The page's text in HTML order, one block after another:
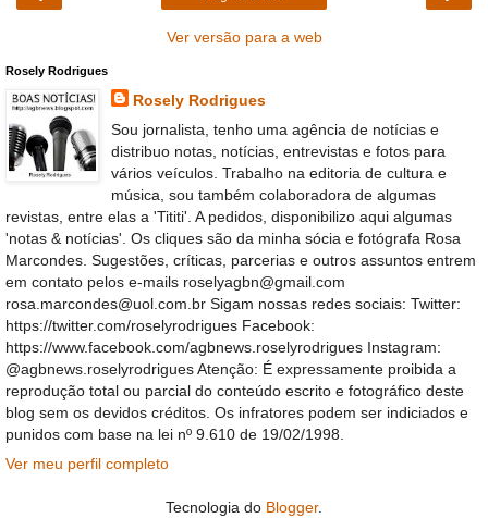
Ver versão para a web
Rosely Rodrigues
Rosely Rodrigues
Sou jornalista, tenho uma agência de notícias e
distribuo notas, notícias, entrevistas e fotos para
vários veículos. Trabalho na editoria de cultura e
música, sou também colaboradora de algumas
revistas, entre elas a 'Tititi'. A pedidos, disponibilizo aqui algumas
'notas & notícias'. Os cliques são da minha sócia e fotógrafa Rosa
Marcondes. Sugestões, críticas, parcerias e outros assuntos entrem
em contato pelos e-mails roselyagbn@gmail.com
rosa.marcondes@uol.com.br Sigam nossas redes sociais: Twitter:
https://twitter.com/roselyrodrigues Facebook:
https://www.facebook.com/agbnews.roselyrodrigues Instagram:
@agbnews.roselyrodrigues Atenção: É expressamente proibida a
reprodução total ou parcial do conteúdo escrito e fotográfico deste
blog sem os devidos créditos. Os infratores podem ser indiciados e
punidos com base na lei nº 9.610 de 19/02/1998.
Ver meu perfil completo
Tecnologia do Blogger.